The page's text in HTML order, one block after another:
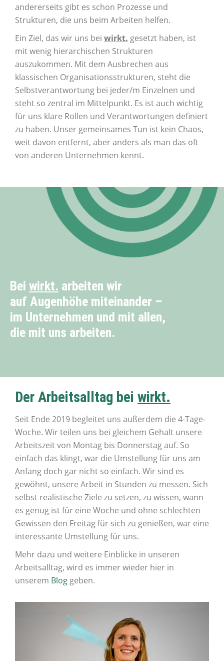
andererseits gibt es schon Prozesse und
Strukturen, die uns beim Arbeiten helfen.
Ein Ziel, das wir uns bei wirkt. gesetzt haben, ist
mit wenig hierarchischen Strukturen
auszukommen. Mit dem Ausbrechen aus
klassischen Organisationsstrukturen, steht die
Selbstverantwortung bei jeder/m Einzelnen und
steht so zentral im Mittelpunkt. Es ist auch wichtig
für uns klare Rollen und Verantwortungen definiert
zu haben. Unser gemeinsames Tun ist kein Chaos,
weit davon entfernt, aber anders als man das oft
von anderen Unternehmen kennt.
Bei wirkt. arbeiten wir
auf Augenhöhe miteinander –
im Unternehmen und mit allen,
die mit uns arbeiten.
Der Arbeitsalltag bei wirkt.
Seit Ende 2019 begleitet uns außerdem die 4-Tage-
Woche. Wir teilen uns bei gleichem Gehalt unsere
Arbeitszeit von Montag bis Donnerstag auf. So
einfach das klingt, war die Umstellung für uns am
Anfang doch gar nicht so einfach. Wir sind es
gewöhnt, unsere Arbeit in Stunden zu messen. Sich
selbst realistische Ziele zu setzen, zu wissen, wann
es genug ist für eine Woche und ohne schlechten
Gewissen den Freitag für sich zu genießen, war eine
interessante Umstellung für uns.
Mehr dazu und weitere Einblicke in unseren
Arbeitsalltag, wird es immer wieder hier in
unserem Blog geben.